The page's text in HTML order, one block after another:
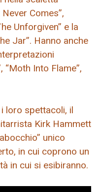
Comes”,
Unforgiven” e la
Jar”. Hanno anche
“Moth Into Flame”,
loro spettacoli, il
Kirk Hammett
unico
in cui coprono un
in cui si esibiranno.